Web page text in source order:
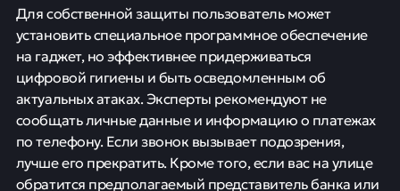
Для собственной защиты пользователь может
установить специальное программное обеспечение
на гаджет, но эффективнее придерживаться
цифровой гигиены и быть осведомленным об
актуальных атаках. Эксперты рекомендуют не
сообщать личные данные и информацию о платежах
по телефону. Если звонок вызывает подозрения,
лучше его прекратить. Кроме того, если вас на улице
обратится предполагаемый представитель банка или